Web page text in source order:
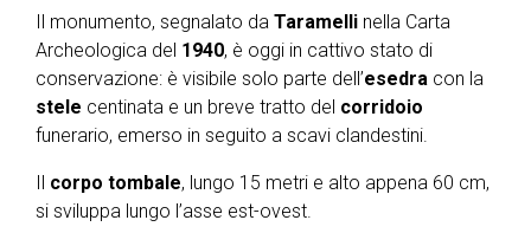
Il monumento, segnalato da Taramelli nella Carta
Archeologica del 1940, è oggi in cattivo stato di
conservazione: è visibile solo parte dell’esedra con la
stele centinata e un breve tratto del corridoio
funerario, emerso in seguito a scavi clandestini.
Il corpo tombale, lungo 15 metri e alto appena 60 cm,
si sviluppa lungo l’asse est-ovest.